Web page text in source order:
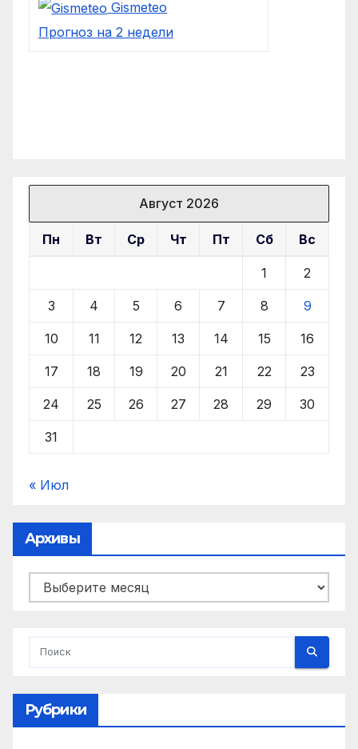
Gismeteo
Прогноз на 2 недели
Август 2026
Пн Вт Ср Чт Пт Сб Вс
1 2
3 4 5 6 7 8 9
10 11 12 13 14 15 16
17 18 19 20 21 22 23
24 25 26 27 28 29 30
31
« Июл
Архивы
Архивы
Рубрики